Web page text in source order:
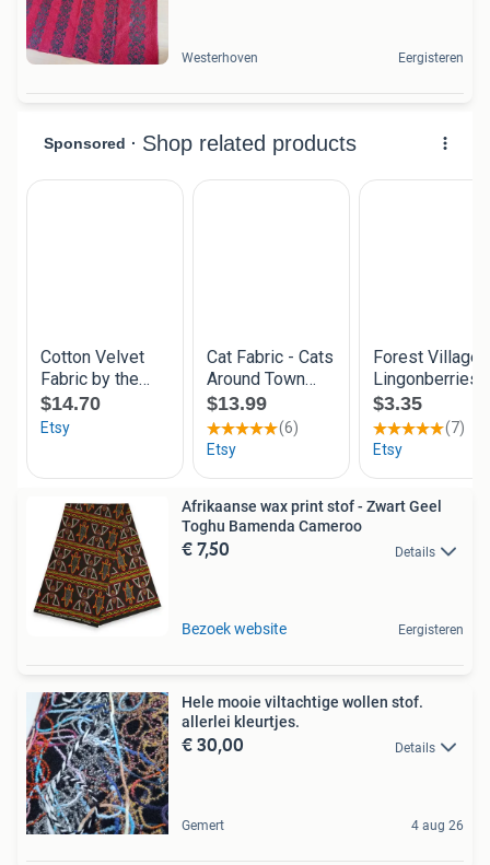
Westerhoven Eergisteren
Afrikaanse wax print stof - Zwart Geel
Toghu Bamenda Cameroo
€ 7,50 Details
Bezoek website Eergisteren
Hele mooie viltachtige wollen stof.
allerlei kleurtjes.
€ 30,00 Details
Gemert 4 aug 26